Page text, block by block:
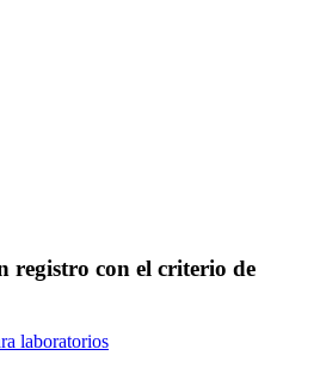
registro con el criterio de
laboratorios